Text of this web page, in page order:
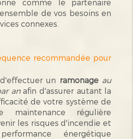
comme le partenaire
de vos besoins en
connexes.
recommandée pour
un ramonage au
anafin d'assurer autant la
de votre système de
maintenance régulière
les risques d'incendie et
énergétique